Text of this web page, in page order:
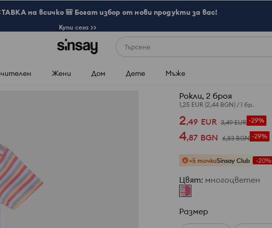
на всичко 🎒 Богат избор от нови продукти за вас!
Купи сега >>
Търсене
Жени Дом Дете Мъже
Рокли, 2 броя
1,25 EUR (2,44 BGN) /1 бр.
2,49 EUR 3,49 EUR -29%
4,87 BGN 6,83 BGN -29%
+5 точкиSinsay Club -20%
Цвят: многоцветен
Размер